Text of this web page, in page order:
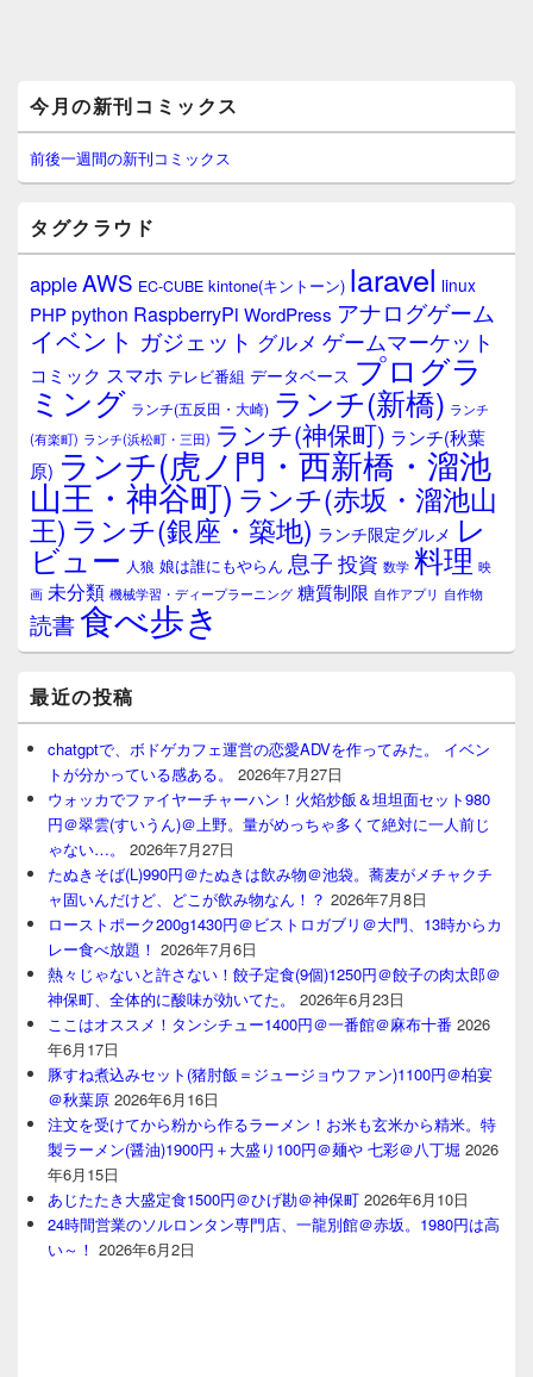
イ
ン
サ
イ
ウ
ィ
ジ
ェ
ア
今月の新刊コミックス
前後一週間の新刊コミックス
タグクラウド
appleAWS EC-CUBE kintone(キントーン) laravel linux
PHPpython RaspberryPi WordPress アナログゲーム
イベント ガジェット グルメ ゲームマーケット
コミック スマホ テレビ番組 データベース プログラ
ミング ランチ(五反田・大崎) ランチ(新橋) ランチ
(有楽町) ランチ(浜松町・三田) ランチ(神保町) ランチ(秋葉
原) ランチ(虎ノ門・西新橋・溜池
山王・神谷町) ランチ(赤坂・溜池山
王) ランチ(銀座・築地) ランチ限定グルメ レ
ビュー 人狼 娘は誰にもやらん 息子 投資 数学 料理 映
画 未分類 機械学習・ディープラーニング 糖質制限 自作アプリ 自作物
読書食べ歩き
最近の投稿
chatgptで、ボドゲカフェ運営の恋愛ADVを作ってみた。 イベン
トが分かっている感ある。
2026年7月27日
ウォッカでファイヤーチャーハン！火焰炒飯＆坦坦面セット980
円＠翠雲(すいうん)＠上野。量がめっちゃ多くて絶対に一人前じ
ゃない…。
2026年7月27日
たぬきそば(L)990円＠たぬきは飲み物＠池袋。蕎麦がメチャクチ
ャ固いんだけど、どこが飲み物なん！？ 2026年7月8日
ローストポーク200g1430円＠ビストロガブリ＠大門、13時からカ
レー食べ放題！ 2026年7月6日
熱々じゃないと許さない！餃子定食(9個)1250円＠餃子の肉太郎＠
神保町、全体的に酸味が効いてた。
2026年6月23日
ここはオススメ！タンシチュー1400円＠一番館＠麻布十番 2026
年6月17日
豚すね煮込みセット(猪肘飯＝ジュージョウファン)1100円＠柏宴
＠秋葉原 2026年6月16日
注文を受けてから粉から作るラーメン！お米も玄米から精米。特
製ラーメン(醤油)1900円＋大盛り100円＠麺や 七彩＠八丁堀 2026
年6月15日
あじたたき大盛定食1500円＠ひげ勘＠神保町 2026年6月10日
24時間営業のソルロンタン専門店、一龍別館＠赤坂。1980円は高
い～！ 2026年6月2日